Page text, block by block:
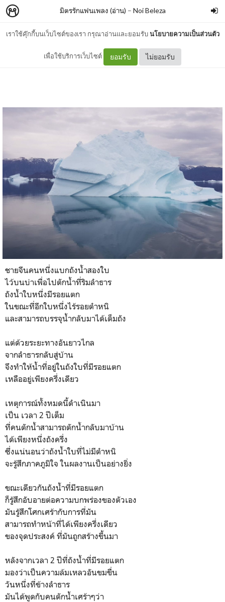
เราใช้คุ๊กกี้บนเว็บไซต์ของเรา กรุณาอ่านและยอมรับนโยบายความเป็นส่วนตัว
เพื่อใช้บริการเว็บไซต์ ยอมรับ ไม่ยอมรับ
มิตรรักแฟนเพลง (อ่าน) – Noi Beleza
ถังน้ำ 2 ใบ
ชายจีนคนหนึ่งแบกถังน้ำสองใบ
ไว้บนบ่าเพื่อไปตักน้ำที่ริมลำธาร
ถังน้ำใบหนึ่งมีรอยแตก
ในขณะที่อีกใบหนึ่งไร้รอยตำหนิ
และสามารถบรรจุน้ำกลับมาได้เต็มถัง
แต่ด้วยระยะทางอันยาวไกล
จากลำธารกลับสู่บ้าน
จึงทำให้น้ำที่อยู่ในถังใบที่มีรอยแตก
เหลืออยู่เพียงครึ่งเดียว
เหตุการณ์ทั้งหมดนี้ดำเนินมา
เป็น เวลา 2 ปีเต็ม
ที่คนตักน้ำสามารถตักน้ำกลับมาบ้าน
ได้เพียงหนึ่งถังครึ่ง
ซึ่งแน่นอนว่าถังน้ำใบที่ไม่มีตำหนิ
จะรู้สึกภาคภูมิใจ ในผลงานเป็นอย่างยิ่ง
ขณะเดียวกันถังน้ำที่มีรอยแตก
ก็รู้สึกอับอายต่อความบกพร่องของตัวเอง
มันรู้สึกโศกเศร้ากับการที่มัน
สามารถทำหน้าที่ได้เพียงครึ่งเดียว
ของจุดประสงค์ ที่มันถูกสร้างขึ้นมา
หลังจากเวลา 2 ปีที่ถังน้ำที่มีรอยแตก
มองว่าเป็นความล้มเหลวอันขมขื่น
วันหนึ่งที่ข้างลำธาร
มันได้พูดกับคนตักน้ำเศร้าๆว่า